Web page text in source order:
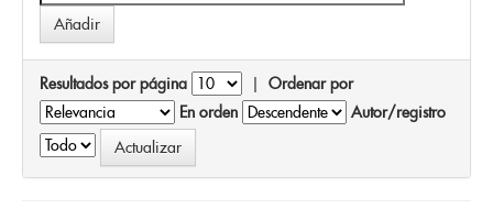
Resultados por página | Ordenar por
En orden
Autor/registro